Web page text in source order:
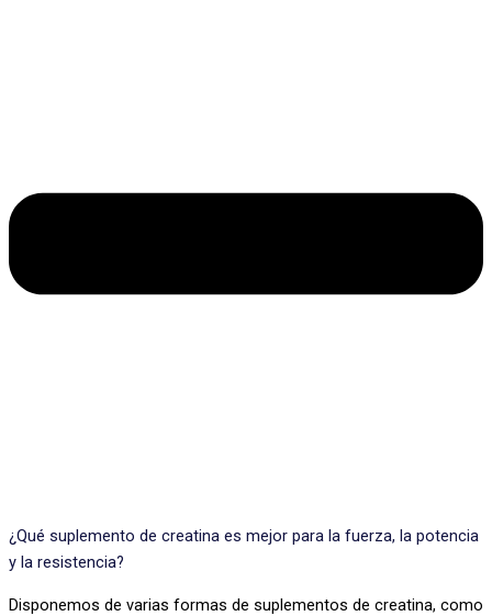
¿Qué suplemento de creatina es mejor para la fuerza, la potencia
y la resistencia?
Disponemos de varias formas de suplementos de creatina, como